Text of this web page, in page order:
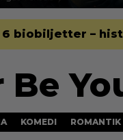
biobiljetter –
Be
KOMEDI ROMANTIK